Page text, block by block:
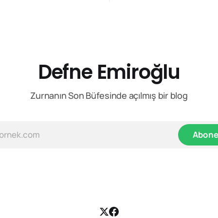
Defne Emiroğlu
Zurnanın Son Büfesinde açılmış bir blog